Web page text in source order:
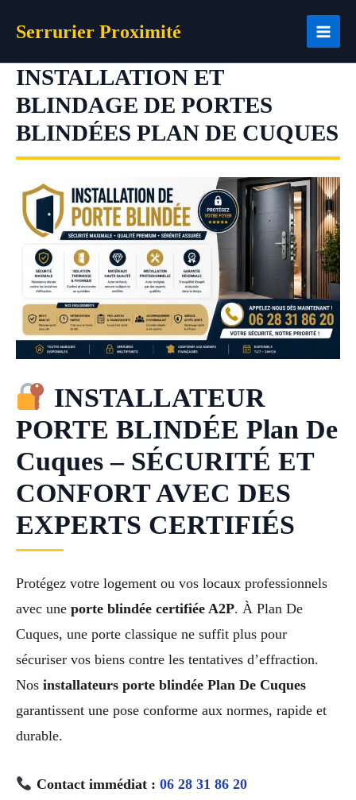
Serrurier Proximité
INSTALLATION ET
BLINDAGE DE PORTES
BLINDÉES PLAN DE CUQUES
INSTALLATEUR
PORTE BLINDÉE Plan De
Cuques – SÉCURITÉ ET
CONFORT AVEC DES
EXPERTS CERTIFIÉS
Protégez votre logement ou vos locaux professionnels
avec une porte blindée certifiée A2P. À Plan De
Cuques, une porte classique ne suffit plus pour
sécuriser vos biens contre les tentatives d’effraction.
Nos installateurs porte blindée Plan De Cuques
garantissent une pose conforme aux normes, rapide et
durable.
Contact immédiat : 06 28 31 86 20